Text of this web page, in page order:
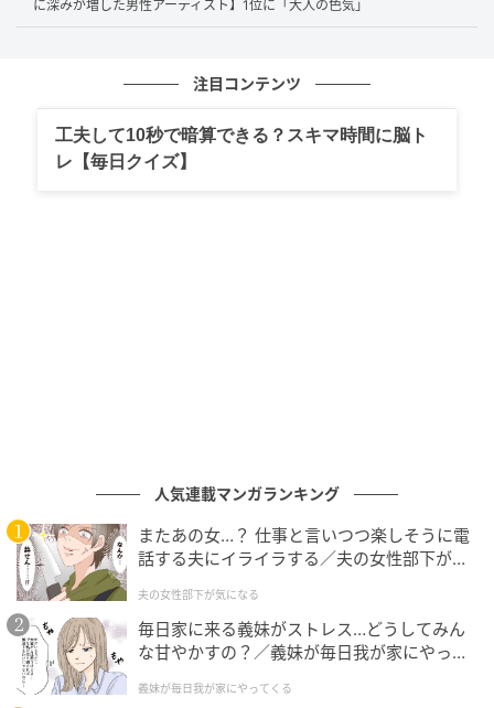
代表する漫画だと思います。（47歳/女性）
圧倒的な画力で、世界中から人気のある名作を生み出したから
カリスマ性の塊。あれだけの夢のある漫画を描く事が出来て、
まさに神。（51歳/男性）
ワンピースの大ヒットは天才でしかない（38歳/女性）
に深みが増した男性アーティスト】1位に「大人の色気」
注目コンテンツ
工夫して10秒で暗算できる？スキマ時間に脳ト
レ【毎日クイズ】
人気連載マンガランキング
またあの女…？ 仕事と言いつつ楽しそうに電
話する夫にイライラする／夫の女性部下が気
夫の女性部下が気になる
毎日家に来る義妹がストレス…どうしてみん
な甘やかすの？／義妹が毎日我が家にやって
が】
義妹が毎日我が家にやってくる